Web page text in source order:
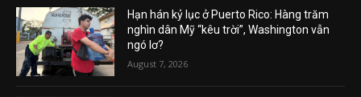
Hạn hán kỷ lục ở Puerto Rico: Hàng trăm
nghìn dân Mỹ “kêu trời”, Washington vẫn
ngó lơ?
August 7, 2026